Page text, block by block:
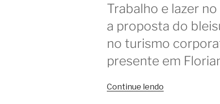
Trabalho e lazer
a proposta do
no turismo
presente em
Continue lendo